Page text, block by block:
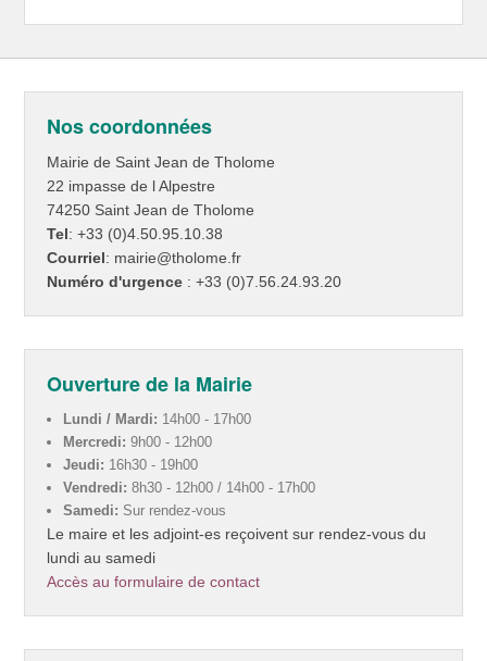
Nos coordonnées
Mairie de Saint Jean de Tholome
22 impasse de l Alpestre
74250 Saint Jean de Tholome
Tel: +33 (0)4.50.95.10.38
Courriel: mairie@tholome.fr
Numéro d'urgence : +33 (0)7.56.24.93.20
Ouverture de la Mairie
Lundi / Mardi: 14h00 - 17h00
Mercredi: 9h00 - 12h00
Jeudi: 16h30 - 19h00
Vendredi: 8h30 - 12h00 / 14h00 - 17h00
Samedi: Sur rendez-vous
Le maire et les adjoint-es reçoivent sur rendez-vous du
lundi au samedi
Accès au formulaire de contact